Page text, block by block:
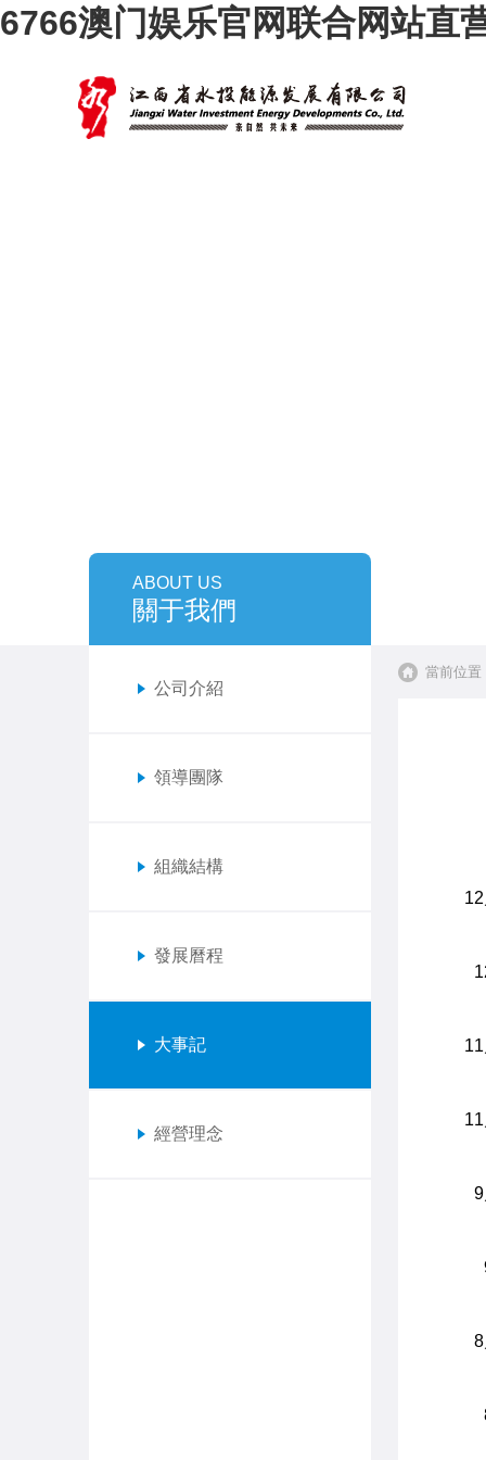
6766澳门娱乐官网联合网站直
ABOUT US
關于我們
公司介紹
領導團隊
組織結構
發展曆程
大事記
經營理念
當前位置